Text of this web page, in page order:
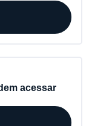
acessar